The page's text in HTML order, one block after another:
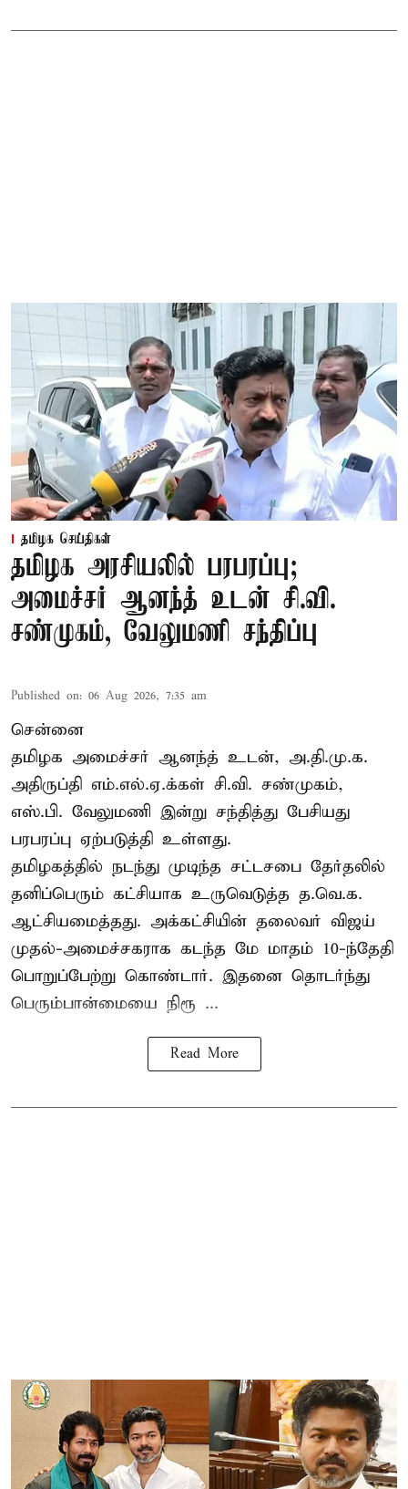
தமிழக செய்திகள்
தமிழக அரசியலில் பரபரப்பு;
அமைச்சர் ஆனந்த் உடன் சி.வி.
சண்முகம், வேலுமணி சந்திப்பு
Published on: 06 Aug 2026, 7:35 am
சென்னை
தமிழக அமைச்சர் ஆனந்த் உடன், அ.தி.மு.க.
அதிருப்தி எம்.எல்.ஏ.க்கள் சி.வி. சண்முகம்,
எஸ்.பி. வேலுமணி இன்று சந்தித்து பேசியது
பரபரப்பு ஏற்படுத்தி உள்ளது.
தமிழகத்தில் நடந்து முடிந்த சட்டசபை தேர்தலில்
தனிப்பெரும் கட்சியாக உருவெடுத்த த.வெ.க.
ஆட்சியமைத்தது. அக்கட்சியின் தலைவர் விஜய்
முதல்-அமைச்சகராக கடந்த மே மாதம் 10-ந்தேதி
பொறுப்பேற்று கொண்டார். இதனை தொடர்ந்து
பெரும்பான்மையை நிரூ ...
Read More